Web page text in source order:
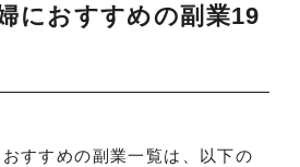
におすすめの副業19
すすめの副業一覧は、以下の